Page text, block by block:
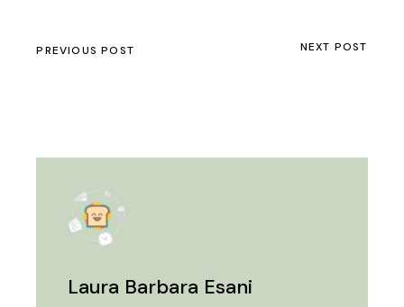
PREVIOUS POST NEXT POST
Laura Barbara Esani